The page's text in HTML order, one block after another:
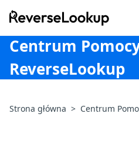
ReverseLookup
Centrum
ReverseLookup
Strona główna > Centrum